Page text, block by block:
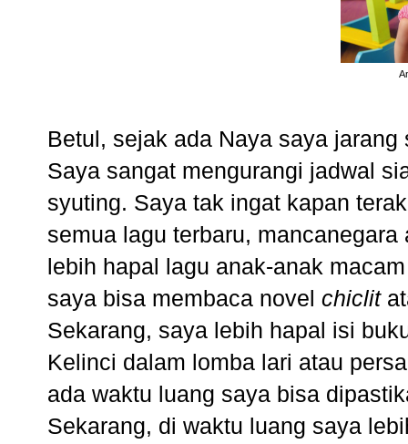
Betul, sejak ada Naya saya
Saya sangat mengurangi jadwal
syuting. Saya tak ingat kapan
semua lagu terbaru,
lebih hapal lagu anak-anak
saya bisa membaca novel chiclit
Sekarang, saya lebih hapal isi
Kelinci dalam lomba lari atau
ada waktu luang saya bisa
Sekarang, di waktu luang saya